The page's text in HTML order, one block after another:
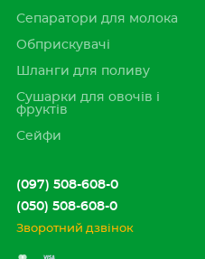
Сепаратори для молока
Обприскувачі
Шланги для поливу
Сушарки для овочів і
фруктів
Сейфи
(097) 508-608-0
(050) 508-608-0
Зворотний дзвінок